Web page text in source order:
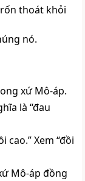
thoát khỏi
nó.
xứ Mô-áp.
là “đau
cao.” Xem “đồi
Mô-áp đồng